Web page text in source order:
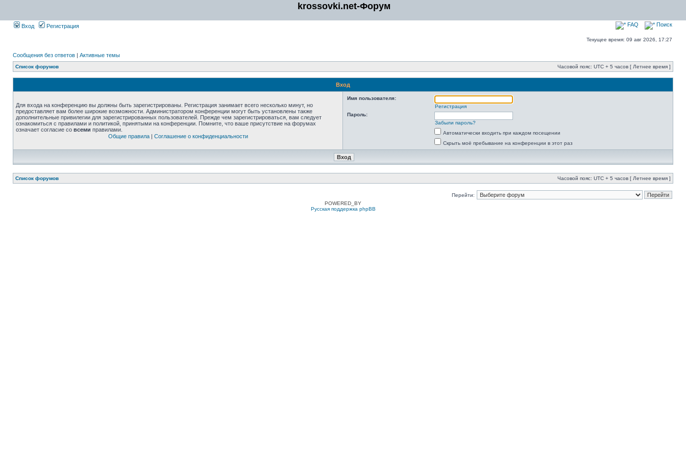
krossovki.net-Форум
Вход Регистрация FAQ Поиск
Текущее время: 09 авг 2026, 17:27
Сообщения без ответов | Активные темы
Список форумов Часовой пояс: UTC + 5 часов [ Летнее время ]
Вход
Для входа на конференцию вы должны быть зарегистрированы. Регистрация занимает всего несколько минут, но
предоставляет вам более широкие возможности. Администратором конференции могут быть установлены также
дополнительные привилегии для зарегистрированных пользователей. Прежде чем зарегистрироваться, вам следует
ознакомиться с правилами и политикой, принятыми на конференции. Помните, что ваше присутствие на форумах
означает согласие со всеми правилами.
Общие правила| Соглашение о конфиденциальности
Имя пользователя:
Регистрация
Пароль:
Забыли пароль?
Автоматически входить при каждом посещении
Скрыть моё пребывание на конференции в этот раз
Список форумов Часовой пояс: UTC + 5 часов [ Летнее время ]
Перейти:
POWERED_BY
Русская поддержка phpBB